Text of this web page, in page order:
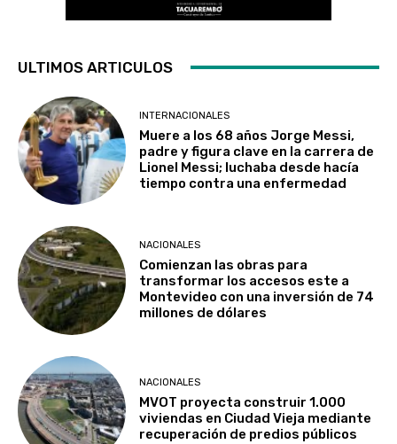
ULTIMOS ARTICULOS
INTERNACIONALES
Muere a los 68 años Jorge Messi,
padre y figura clave en la carrera de
Lionel Messi; luchaba desde hacía
tiempo contra una enfermedad
NACIONALES
Comienzan las obras para
transformar los accesos este a
Montevideo con una inversión de 74
millones de dólares
NACIONALES
MVOT proyecta construir 1.000
viviendas en Ciudad Vieja mediante
recuperación de predios públicos